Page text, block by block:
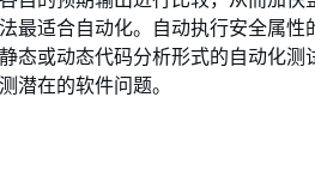
最适合自动化。自动执行安全属性
态或动态代码分析形式的自动化测
潜在的软件问题。